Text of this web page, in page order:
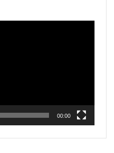
00:00